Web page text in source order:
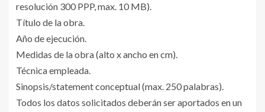
resolución 300 PPP, max. 10 MB).
Título de la obra.
Año de ejecución.
Medidas de la obra (alto x ancho en cm).
Técnica empleada.
Sinopsis/statement conceptual (max. 250 palabras).
Todos los datos solicitados deberán ser aportados en un